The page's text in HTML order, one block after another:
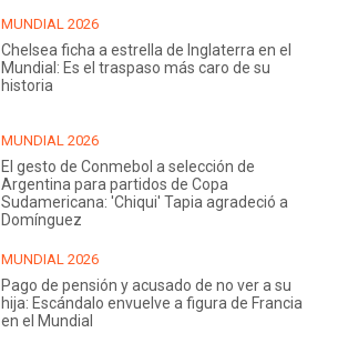
MUNDIAL 2026
Chelsea ficha a estrella de Inglaterra en el
Mundial: Es el traspaso más caro de su
historia
MUNDIAL 2026
El gesto de Conmebol a selección de
Argentina para partidos de Copa
Sudamericana: 'Chiqui' Tapia agradeció a
Domínguez
MUNDIAL 2026
Pago de pensión y acusado de no ver a su
hija: Escándalo envuelve a figura de Francia
en el Mundial